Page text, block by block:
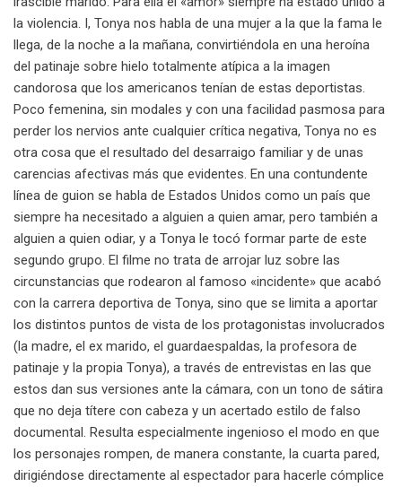
la violencia. I, Tonya nos habla de una mujer a la que la fama le
llega, de la noche a la mañana, convirtiéndola en una heroína
del patinaje sobre hielo totalmente atípica a la imagen
candorosa que los americanos tenían de estas deportistas.
Poco femenina, sin modales y con una facilidad pasmosa para
perder los nervios ante cualquier crítica negativa, Tonya no es
otra cosa que el resultado del desarraigo familiar y de unas
carencias afectivas más que evidentes. En una contundente
línea de guion se habla de Estados Unidos como un país que
siempre ha necesitado a alguien a quien amar, pero también a
alguien a quien odiar, y a Tonya le tocó formar parte de este
segundo grupo. El filme no trata de arrojar luz sobre las
circunstancias que rodearon al famoso «incidente» que acabó
con la carrera deportiva de Tonya, sino que se limita a aportar
los distintos puntos de vista de los protagonistas involucrados
(la madre, el ex marido, el guardaespaldas, la profesora de
patinaje y la propia Tonya), a través de entrevistas en las que
estos dan sus versiones ante la cámara, con un tono de sátira
que no deja títere con cabeza y un acertado estilo de falso
documental. Resulta especialmente ingenioso el modo en que
los personajes rompen, de manera constante, la cuarta pared,
dirigiéndose directamente al espectador para hacerle cómplice